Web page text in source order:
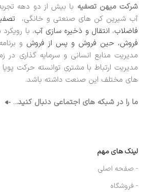
شرکت میهن تصفیه با بیش از دو دهه
آب شیرین کن های صنعتی و خانگی،
فاضلاب، انتقال و ذخیره سازی آب، با
فروش، حین فروش و پس از فروش و
مدیریت منابع انسانی و سرمایه گذاری در
مدیریت ارتباط با مشتری توانسته حرکت
های مختلف این صنعت داشته باشد.
ما را در شبکه های اجتماعی دنبال کنید...
لینک های مهم
- صفحه اصلی
- فروشگاه